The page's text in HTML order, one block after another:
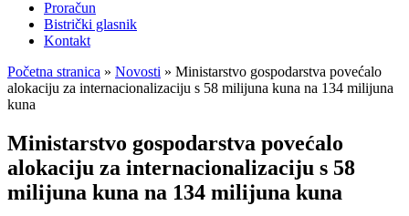
Proračun
Bistrički glasnik
Kontakt
Početna stranica » Novosti » Ministarstvo gospodarstva povećalo
alokaciju za internacionalizaciju s 58 milijuna kuna na 134 milijuna
kuna
Ministarstvo gospodarstva povećalo
alokaciju za internacionalizaciju s 58
milijuna kuna na 134 milijuna kuna